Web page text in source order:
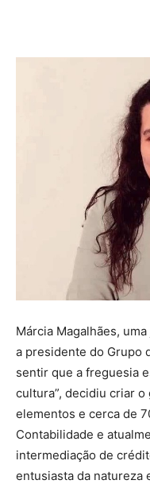
Márcia Magalhães,
a presidente do Grupo
sentir que a freguesia
cultura”, decidiu criar
elementos e cerca de
Contabilidade e
intermediação de
entusiasta da natureza